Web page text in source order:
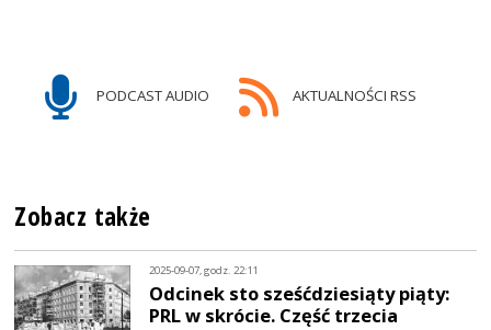
PODCAST AUDIO AKTUALNOŚCI RSS
Zobacz także
2025-09-07, godz. 22:11
Odcinek sto sześćdziesiąty piąty:
PRL w skrócie. Część trzecia